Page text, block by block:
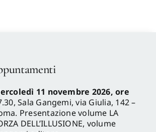
11 novembre 2026, ore
Sala Gangemi, via Giulia, 142 –
Presentazione volume LA
DELL’ILLUSIONE, volume